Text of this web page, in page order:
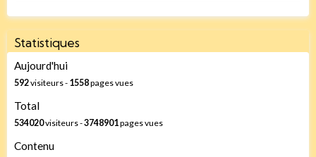
Statistiques
Aujourd'hui
592visiteurs - 1558pages vues
Total
534020visiteurs -3748901pages vues
Contenu